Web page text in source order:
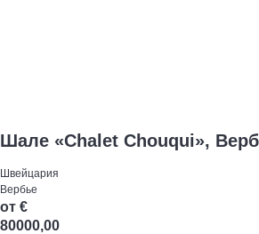
Шале «Chalet Chouqui»,
Швейцария
Вербье
от €
80000,00